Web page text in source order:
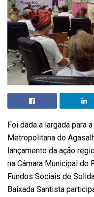
Foi dada a largada para
Metropolitana do
lançamento da ação
na Câmara Municipal de
Fundos Sociais de
Baixada Santista